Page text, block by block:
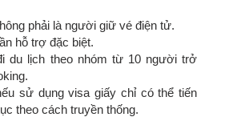
phải là người giữ vé điện tử.
hỗ trợ đặc biệt.
du lịch theo nhóm từ 10 người trở
sử dụng visa giấy chỉ có thể tiến
theo cách truyền thống.